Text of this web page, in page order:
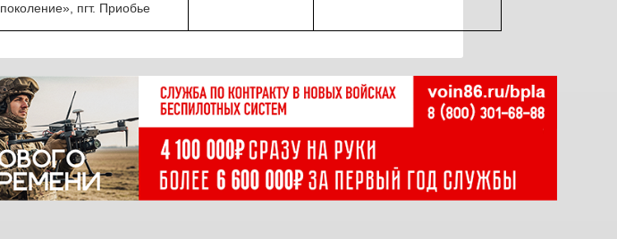
поколение», пгт. Приобье